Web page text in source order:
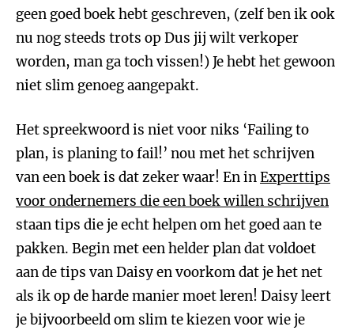
geen goed boek hebt geschreven, (zelf ben ik ook
nu nog steeds trots op Dus jij wilt verkoper
worden, man ga toch vissen!) Je hebt het gewoon
niet slim genoeg aangepakt.
Het spreekwoord is niet voor niks ‘Failing to
plan, is planing to fail!’ nou met het schrijven
van een boek is dat zeker waar! En inExperttips
voor ondernemers die een boek willen schrijven
staan tips die je echt helpen om het goed aan te
pakken. Begin met een helder plan dat voldoet
aan de tips van Daisy en voorkom dat je het net
als ik op de harde manier moet leren! Daisy leert
je bijvoorbeeld om slim te kiezen voor wie je